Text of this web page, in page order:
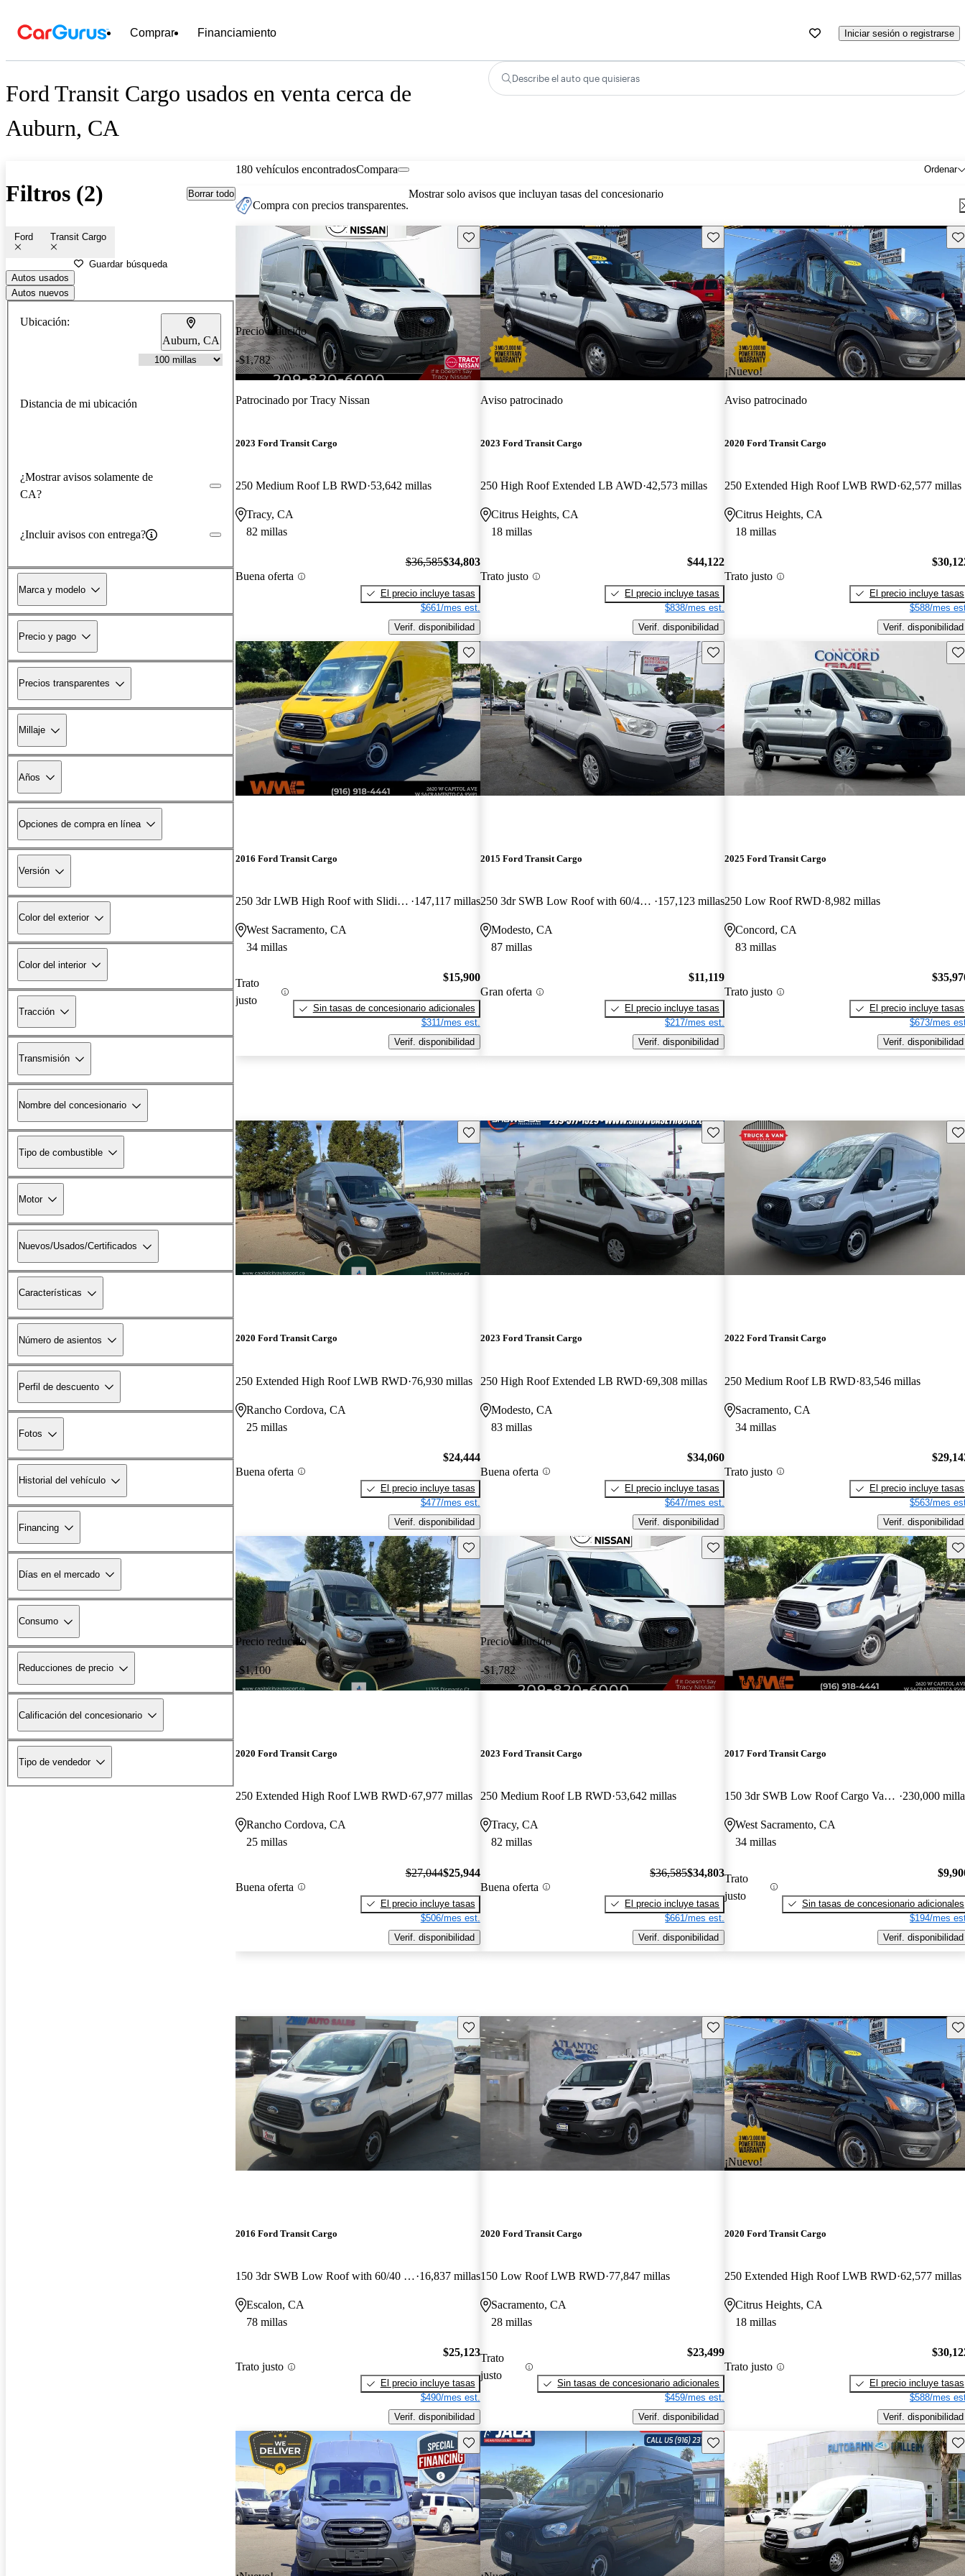
Comprar Financiamiento Iniciar sesión o registrarse
Ford Transit Cargo usados en venta cerca de
Auburn, CA
Describe el auto que quisieras
Filtros (2) Borrar todo
Ford Transit Cargo
Guardar búsqueda
Autos usados
Autos nuevos
Ubicación:
Auburn, CA
Distancia de mi ubicación
¿Mostrar avisos solamente de
CA?
¿Incluir avisos con entrega?
Marca y modelo
Precio y pago
Precios transparentes
Millaje
Años
Opciones de compra en línea
Versión
Color del exterior
Color del interior
Tracción
Transmisión
Nombre del concesionario
Tipo de combustible
Motor
Nuevos/Usados/Certificados
Características
Número de asientos
Perfil de descuento
Fotos
Historial del vehículo
Financing
Días en el mercado
Consumo
Reducciones de precio
Calificación del concesionario
Tipo de vendedor
180 vehículos encontrados Ordenar
Compara
Compra con precios transparentes.
Mostrar solo avisos que incluyan tasas del concesionario
Precio reducido
-$1,782
Guarda este Aviso
Patrocinado porTracy Nissan
2023 Ford Transit Cargo
250 Medium Roof LB RWD 53,642 millas
Tracy, CA
82 millas
Buena oferta
$36,585$34,803
El precio incluye tasas
$661/mes est.
Verif. disponibilidad
Guarda este Aviso
Aviso patrocinado
2023 Ford Transit Cargo
250 High Roof Extended LB AWD 42,573 millas
Citrus Heights, CA
18 millas
Trato justo
$44,122
El precio incluye tasas
$838/mes est.
Verif. disponibilidad
¡Nuevo!
Aviso patrocinado
2020 Ford Transit Cargo
250 Extended High Roof LWB RWD 62,577 millas
Citrus Heights, CA
18 millas
Trato justo
El precio incluye tasas
$588/mes
Verif. disponibilidad
Guarda este Aviso
2016 Ford Transit Cargo
250 3dr LWB High Roof with Sliding Passenger Side Door 147,117 millas
West Sacramento, CA
34 millas
Trato
justo
$15,900
Sin tasas de concesionario adicionales
$311/mes est.
Verif. disponibilidad
Guarda este Aviso
2015 Ford Transit Cargo
250 3dr SWB Low Roof with 60/40 Side Passenger Doors 157,123 millas
Modesto, CA
87 millas
Gran oferta
$11,119
El precio incluye tasas
$217/mes est.
Verif. disponibilidad
2025 Ford Transit Cargo
250 Low Roof RWD 8,982 millas
Concord, CA
83 millas
Trato justo
El precio incluye tasas
$673/mes
Verif. disponibilidad
Guarda este Aviso
2020 Ford Transit Cargo
250 Extended High Roof LWB RWD 76,930 millas
Rancho Cordova, CA
25 millas
Buena oferta
$24,444
El precio incluye tasas
$477/mes est.
Verif. disponibilidad
Guarda este Aviso
2023 Ford Transit Cargo
250 High Roof Extended LB RWD 69,308 millas
Modesto, CA
83 millas
Buena oferta
$34,060
El precio incluye tasas
$647/mes est.
Verif. disponibilidad
2022 Ford Transit Cargo
250 Medium Roof LB RWD 83,546 millas
Sacramento, CA
34 millas
Trato justo
El precio incluye tasas
$563/mes
Verif. disponibilidad
Precio reducido
-$1,100
Guarda este Aviso
2020 Ford Transit Cargo
250 Extended High Roof LWB RWD 67,977 millas
Rancho Cordova, CA
25 millas
Buena oferta
$27,044$25,944
El precio incluye tasas
$506/mes est.
Verif. disponibilidad
Precio reducido
-$1,782
Guarda este Aviso
2023 Ford Transit Cargo
250 Medium Roof LB RWD 53,642 millas
Tracy, CA
82 millas
Buena oferta
$36,585$34,803
El precio incluye tasas
$661/mes est.
Verif. disponibilidad
¡Nuevo!
2017 Ford Transit Cargo
150 3dr SWB Low Roof Cargo Van with Sliding Passenger Side Door 230,000
West Sacramento, CA
34 millas
Trato
justo
Sin tasas de concesionario adicionales
$194/mes
Verif. disponibilidad
Guarda este Aviso
2016 Ford Transit Cargo
150 3dr SWB Low Roof with 60/40 Side Passenger Doors 16,837 millas
Escalon, CA
78 millas
Trato justo
$25,123
El precio incluye tasas
$490/mes est.
Verif. disponibilidad
Guarda este Aviso
2020 Ford Transit Cargo
150 Low Roof LWB RWD 77,847 millas
Sacramento, CA
28 millas
Trato
justo
$23,499
Sin tasas de concesionario adicionales
$459/mes est.
Verif. disponibilidad
¡Nuevo!
2020 Ford Transit Cargo
250 Extended High Roof LWB RWD 62,577 millas
Citrus Heights, CA
18 millas
Trato justo
El precio incluye tasas
$588/mes
Verif. disponibilidad
Guarda este Aviso Guarda este Aviso